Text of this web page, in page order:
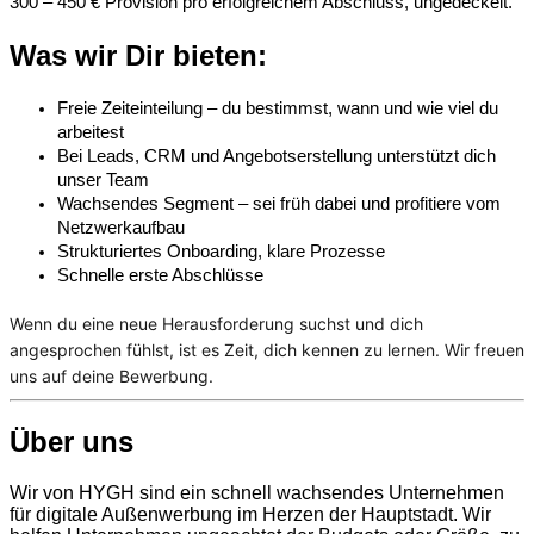
Was wir Dir bieten:
Freie Zeiteinteilung – du bestimmst, wann und wie viel du
arbeitest
Bei Leads, CRM und Angebotserstellung unterstützt dich
unser Team
Wachsendes Segment – sei früh dabei und profitiere vom
Netzwerkaufbau
Strukturiertes Onboarding, klare Prozesse
Schnelle erste Abschlüsse
Wenn du eine neue Herausforderung suchst und dich
angesprochen fühlst, ist es Zeit, dich kennen zu lernen. Wir freuen
uns auf deine Bewerbung.
Über uns
Wir von HYGH sind ein schnell wachsendes Unternehmen
für digitale Außenwerbung im Herzen ​der Hauptstadt. Wir